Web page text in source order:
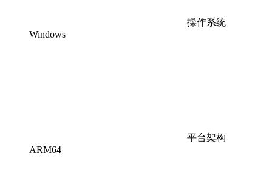
操作系统
Windows
平台架构
ARM64